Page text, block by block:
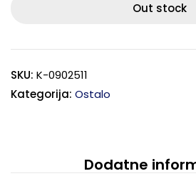
Out stock
SKU: K-0902511
Kategorija: Ostalo
Dodatne